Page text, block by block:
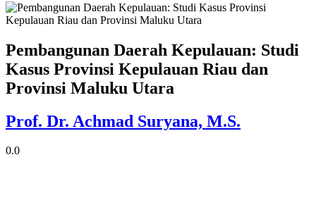
Pembangunan Daerah Kepulauan: Studi
Kasus Provinsi Kepulauan Riau dan
Provinsi Maluku Utara
Prof. Dr. Achmad Suryana, M.S.
0.0